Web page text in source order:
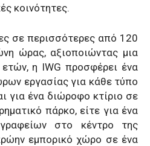
κοινότητες.
σε περισσότερες από 120
ώρας, αξιοποιώντας μια
η IWG προσφέρει ένα
εργασίας για κάθε τύπο
για ένα διώροφο κτίριο σε
πάρκο, είτε για ένα
στο κέντρο της
εμπορικό χώρο σε ένα